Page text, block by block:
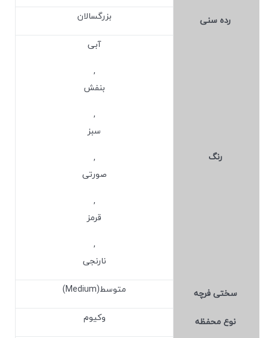
رده سنی بزرگسالان
رنگ
آبی
,
بنفش
,
سبز
,
صورتی
,
قرمز
,
نارنجی
سختی فرچه متوسط(Medium)
نوع محفظه وکیوم